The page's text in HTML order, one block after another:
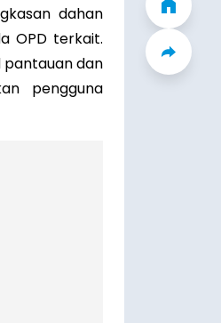
dahan
OPD terkait.
pantauan dan
pengguna